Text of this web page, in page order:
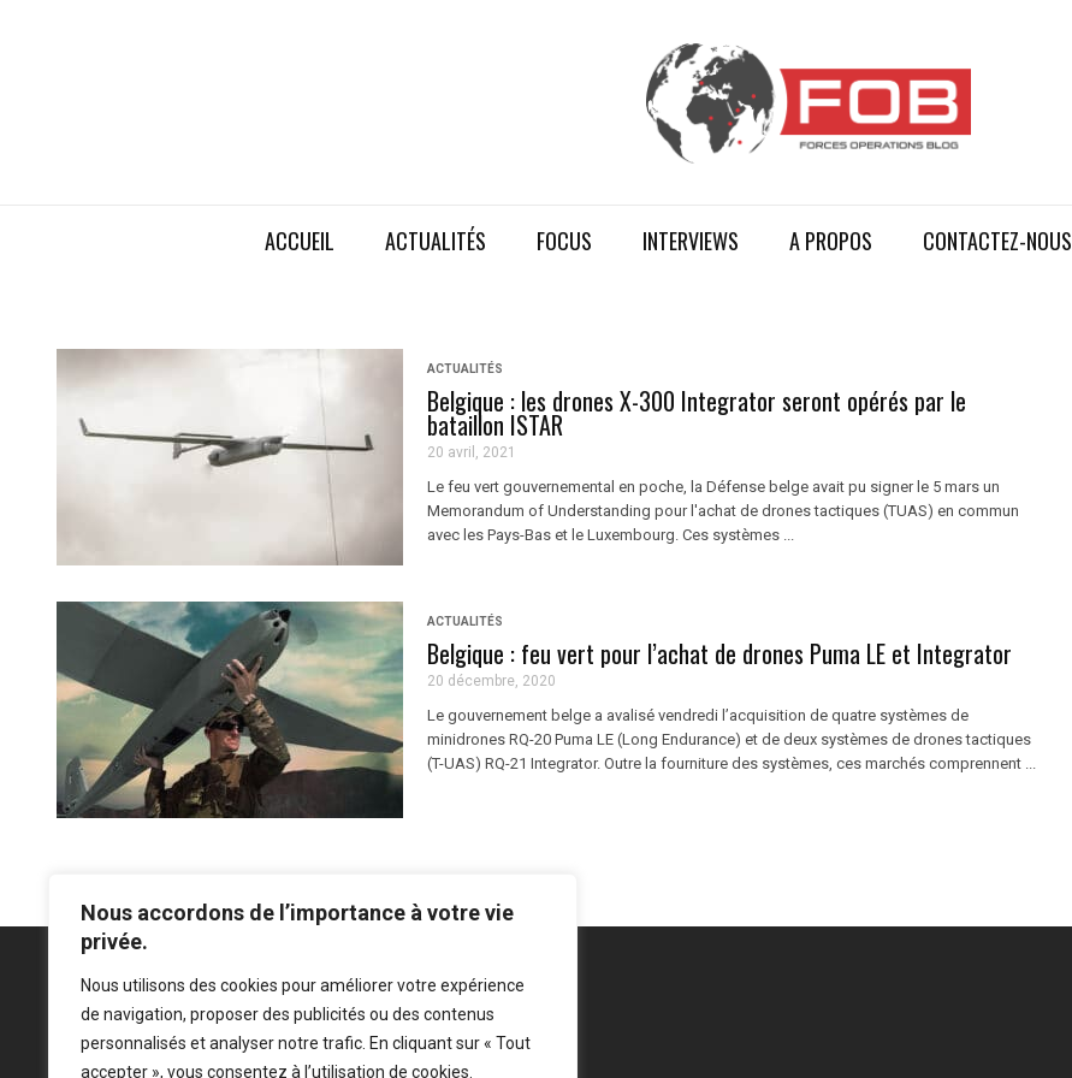
Nous accordons de l’importance à votre vie
privée.
Nous utilisons des cookies pour améliorer votre expérience
de navigation, proposer des publicités ou des contenus
personnalisés et analyser notre trafic. En cliquant sur « Tout
accepter », vous consentez à l’utilisation de cookies.
ACCUEIL ACTUALITÉS FOCUS INTERVIEWS A PROPOS CONTACTEZ-NOUS
ACTUALITÉS
Belgique : les drones X-300 Integrator seront opérés par le
bataillon ISTAR
20 avril, 2021
Le feu vert gouvernemental en poche, la Défense belge avait pu signer le 5 mars un
Memorandum of Understanding pour l'achat de drones tactiques (TUAS) en commun
avec les Pays-Bas et le Luxembourg. Ces systèmes ...
ACTUALITÉS
Belgique : feu vert pour l’achat de drones Puma LE et Integrator
20 décembre, 2020
Le gouvernement belge a avalisé vendredi l’acquisition de quatre systèmes de
minidrones RQ-20 Puma LE (Long Endurance) et de deux systèmes de drones tactiques
(T-UAS) RQ-21 Integrator. Outre la fourniture des systèmes, ces marchés comprennent ...
Mentions légales -Politique de confidentialité